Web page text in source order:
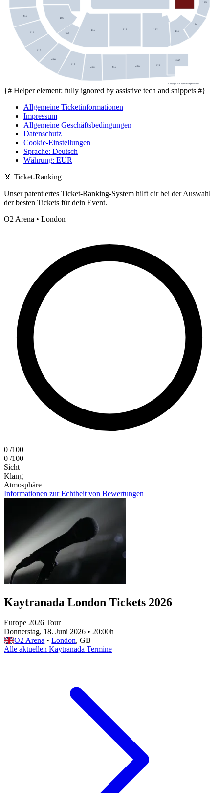
422
421
420
419
418
417
416
415
414
413
115
114
113
112
111
110
109
108
Copyright 2026 by ePassage24 GmbH
{# Helper element: fully ignored by assistive tech and snippets #}
Allgemeine Ticketinformationen
Impressum
Allgemeine Geschäftsbedingungen
Datenschutz
Cookie-Einstellungen
Sprache: Deutsch
Währung: EUR
🏅 Ticket-Ranking
Unser patentiertes Ticket-Ranking-System hilft dir bei der Auswahl
der besten Tickets für dein Event.
O2 Arena • London
0 /100
0 /100
Sicht
Klang
Atmosphäre
Informationen zur Echtheit von Bewertungen
Kaytranada London Tickets 2026
Europe 2026 Tour
Donnerstag, 18. Juni 2026 • 20:00h
O2 Arena • London, GB
Alle aktuellen Kaytranada Termine